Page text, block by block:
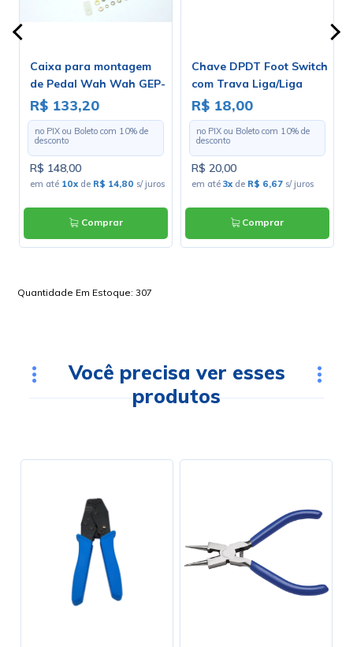
Caixa para montagem
de Pedal Wah Wah GEP-
2
R$ 133,20
no PIX ou Boleto com 10% de
desconto
R$ 148,00
em até 10xde R$ 14,80 s/ juros
Comprar
Chave DPDT Foot Switch
com Trava Liga/Liga
para Solda Fio - PBS-24-
202
R$ 18,00
no PIX ou Boleto com 10% de
desconto
R$ 20,00
em até 3xde R$ 6,67s/ juros
Comprar
Quantidade Em Estoque:307
Você precisa ver esses
produtos